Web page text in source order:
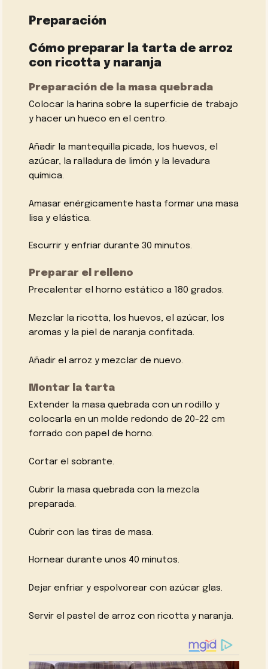
Preparación
Cómo preparar la tarta de arroz
con ricotta y naranja
Preparación de la masa quebrada
Colocar la harina sobre la superficie de trabajo
y hacer un hueco en el centro.
Añadir la mantequilla picada, los huevos, el
azúcar, la ralladura de limón y la levadura
química.
Amasar enérgicamente hasta formar una masa
lisa y elástica.
Escurrir y enfriar durante 30 minutos.
Preparar el relleno
Precalentar el horno estático a 180 grados.
Mezclar la ricotta, los huevos, el azúcar, los
aromas y la piel de naranja confitada.
Añadir el arroz y mezclar de nuevo.
Montar la tarta
Extender la masa quebrada con un rodillo y
colocarla en un molde redondo de 20-22 cm
forrado con papel de horno.
Cortar el sobrante.
Cubrir la masa quebrada con la mezcla
preparada.
Cubrir con las tiras de masa.
Hornear durante unos 40 minutos.
Dejar enfriar y espolvorear con azúcar glas.
Servir el pastel de arroz con ricotta y naranja.